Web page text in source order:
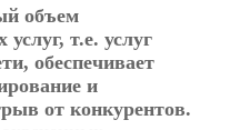
объем
т.е. услуг
обеспечивает
и
от конкурентов.